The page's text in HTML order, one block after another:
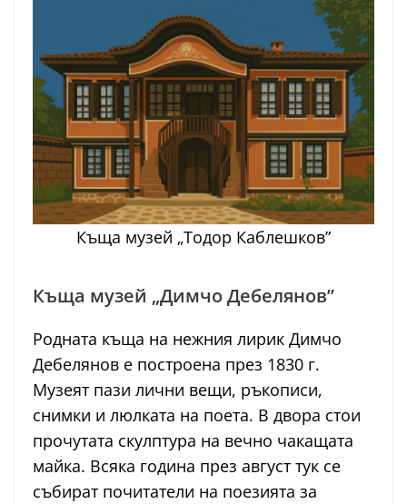
Къща музей „Тодор Каблешков”
Къща музей „Димчо Дебелянов”
Родната къща на нежния лирик Димчо
Дебелянов е построена през 1830 г.
Музеят пази лични вещи, ръкописи,
снимки и люлката на поета. В двора стои
прочутата скулптура на вечно чакащата
майка. Всяка година през август тук се
събират почитатели на поезията за